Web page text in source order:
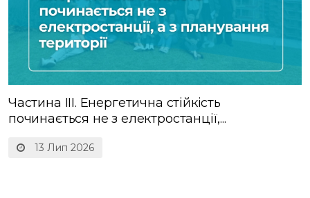
13 Лип 2026
Частина ІІІ. Енергетична стійкість
починається не з електростанції,...